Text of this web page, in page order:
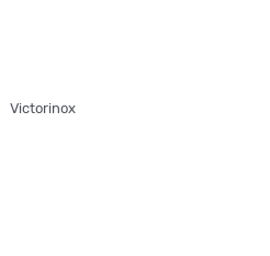
Victorinox